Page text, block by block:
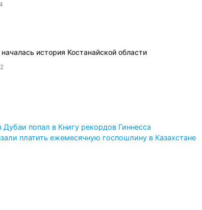
история Костанайской области
попал в Книгу рекордов Гиннесса
платить ежемесячную госпошлину в Казахстане